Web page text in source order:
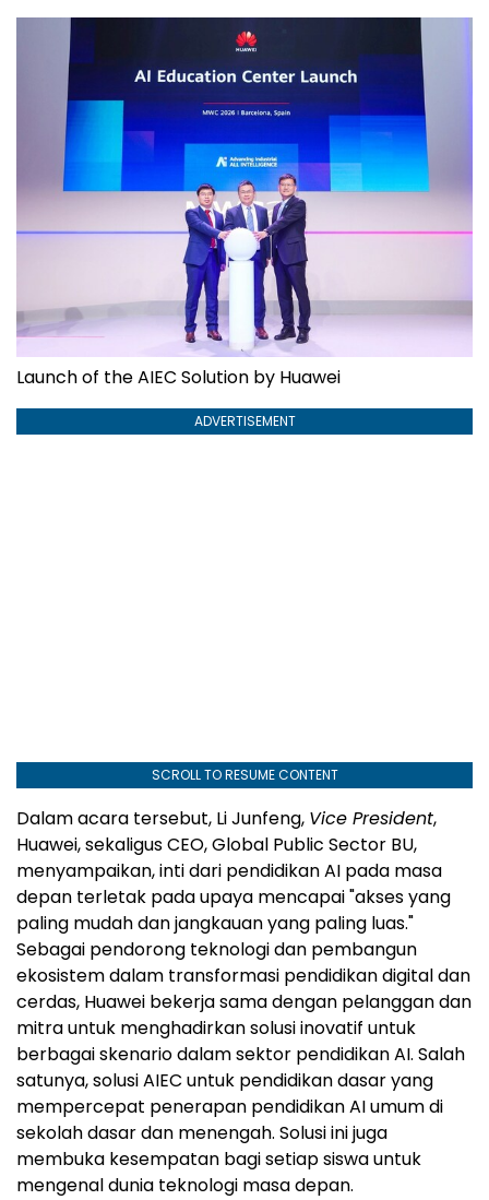
Launch of the AIEC Solution by Huawei
ADVERTISEMENT
SCROLL TO RESUME CONTENT
Dalam acara tersebut, Li Junfeng, Vice President,
Huawei, sekaligus CEO, Global Public Sector BU,
menyampaikan, inti dari pendidikan AI pada masa
depan terletak pada upaya mencapai "akses yang
paling mudah dan jangkauan yang paling luas."
Sebagai pendorong teknologi dan pembangun
ekosistem dalam transformasi pendidikan digital dan
cerdas, Huawei bekerja sama dengan pelanggan dan
mitra untuk menghadirkan solusi inovatif untuk
berbagai skenario dalam sektor pendidikan AI. Salah
satunya, solusi AIEC untuk pendidikan dasar yang
mempercepat penerapan pendidikan AI umum di
sekolah dasar dan menengah. Solusi ini juga
membuka kesempatan bagi setiap siswa untuk
mengenal dunia teknologi masa depan.